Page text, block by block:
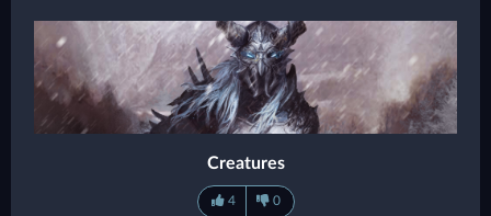
Creatures
4 0